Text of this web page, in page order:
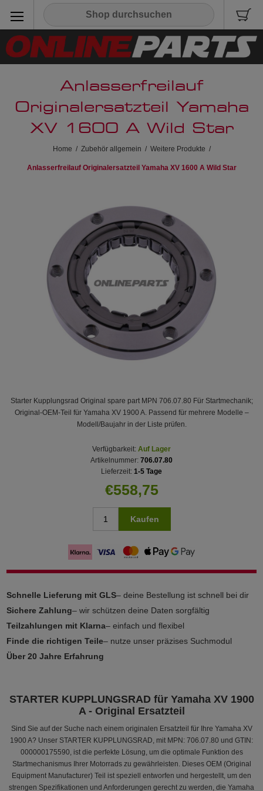
Anlasserfreilauf
Originalersatzteil Yamaha
XV 1600 A Wild Star
Home / Zubehör allgemein / Weitere Produkte /
Anlasserfreilauf Originalersatzteil Yamaha XV 1600 A Wild Star
Starter Kupplungsrad Original spare part MPN 706.07.80 Für Startmechanik;
Original-OEM-Teil für Yamaha XV 1900 A. Passend für mehrere Modelle –
Modell/Baujahr in der Liste prüfen.
Verfügbarkeit: Auf Lager
Artikelnummer: 706.07.80
Lieferzeit: 1-5 Tage
€558,75
Kaufen
Schnelle Lieferung mit GLS– deine Bestellung ist schnell bei dir
Sichere Zahlung– wir schützen deine Daten sorgfältig
Teilzahlungen mit Klarna– einfach und flexibel
Finde die richtigen Teile– nutze unser präzises Suchmodul
Über 20 Jahre Erfahrung
STARTER KUPPLUNGSRAD für Yamaha XV 1900
A - Original Ersatzteil
Sind Sie auf der Suche nach einem originalen Ersatzteil für Ihre Yamaha XV
1900 A? Unser STARTER KUPPLUNGSRAD, mit MPN: 706.07.80 und GTIN:
000000175590, ist die perfekte Lösung, um die optimale Funktion des
Startmechanismus Ihrer Motorrads zu gewährleisten. Dieses OEM (Original
Equipment Manufacturer) Teil ist speziell entworfen und hergestellt, um den
strengen Spezifikationen und Anforderungen gerecht zu werden, die Yamaha